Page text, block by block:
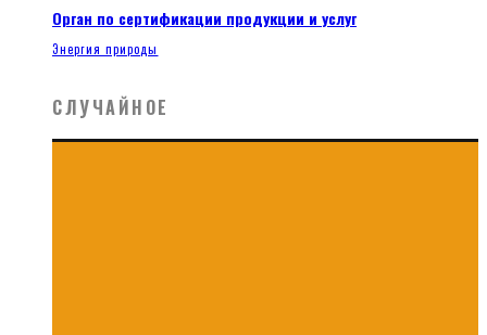
Орган по сертификации продукции и услуг
Энергия природы
СЛУЧАЙНОЕ